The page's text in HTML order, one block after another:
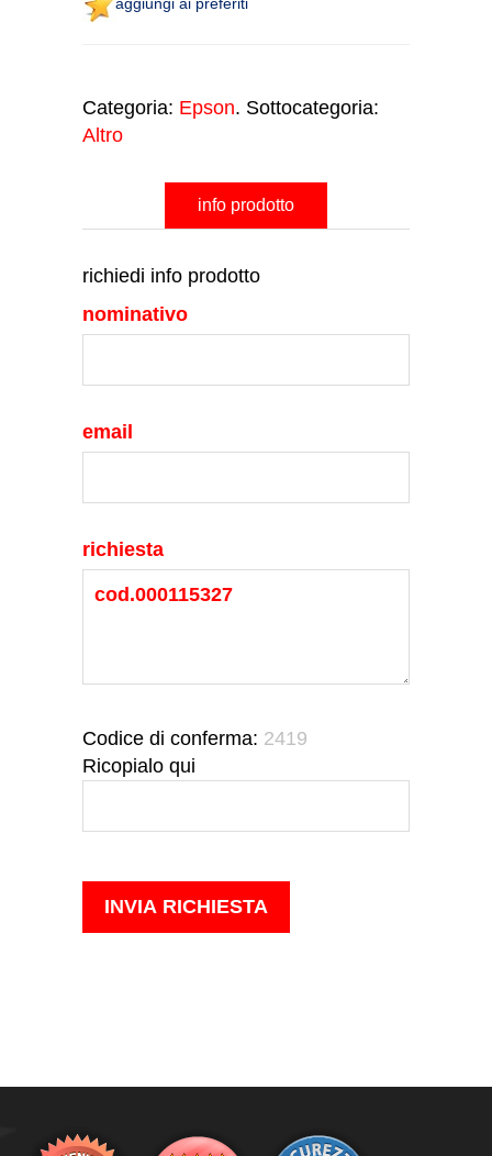
aggiungi ai preferiti
Categoria: Epson. Sottocategoria:
Altro
info prodotto
richiedi info prodotto
nominativo
email
richiesta
Codice di conferma: 2419
Ricopialo qui